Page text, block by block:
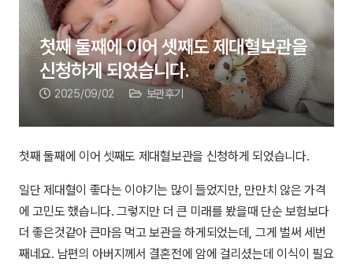
첫째 둘째에 이어 셋째도 제대혈보관을
신청하게 되었습니다.
2025/09/02 보관후기
첫째 둘째에 이어 셋째도 제대혈보관을 신청하게 되었습니다.
일단 제대혈이 좋다는 이야기는 많이 들었지만, 만만치 않은 가격
에 고민도 했습니다. 그렇지만 더 큰 미래를 봤을때 단순 보험보다
더 좋은것같아 큰마음 먹고 보관을 하게되었는데, 그게 벌써 세번
째네요. 남편의 아버지께서 결혼전에 암에 걸리셨는데 이식이 필요